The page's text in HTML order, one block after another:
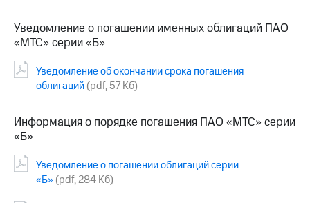
Финансовая
отчетность
Контакты
регионе
и акционерам
Корпоративное
управление
Уведомление о погашении именных облигаций ПАО
«МТС» серии «Б»
Уведомление об окончании срока погашения
облигаций(pdf, 57 Кб)
Информация о порядке погашения ПАО «МТС» серии
«Б»
Уведомление о погашении облигаций серии
«Б» (pdf, 284 Кб)